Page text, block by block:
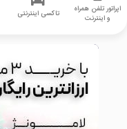
اپراتور تلفن همراه
و اینترنت
تاکسی اینترنتی